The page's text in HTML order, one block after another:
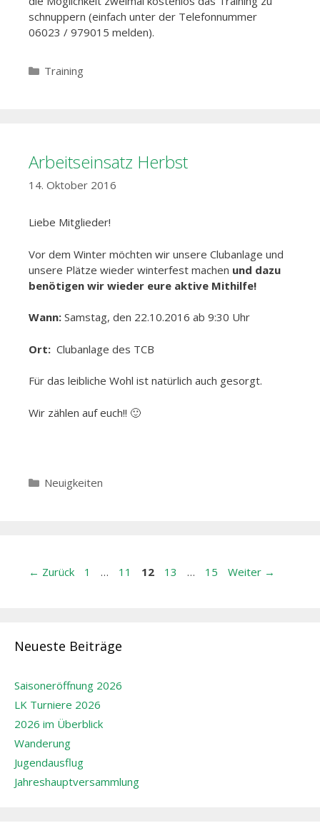
schnuppern (einfach unter der Telefonnummer
06023 / 979015 melden).
Kategorien
Training
Arbeitseinsatz Herbst
14. Oktober 2016
Liebe Mitglieder!
Vor dem Winter möchten wir unsere Clubanlage und
unsere Plätze wieder winterfest machen und dazu
benötigen wir wieder eure aktive Mithilfe!
Wann: Samstag, den 22.10.2016 ab 9:30 Uhr
Ort: Clubanlage des TCB
Für das leibliche Wohl ist natürlich auch gesorgt.
Wir zählen auf euch!! 🙂
Kategorien
Neuigkeiten
Beitrags-
← Zurück Seite
1 … Seite
11 Seite
12 Seite
13 … Seite
15 Weiter →
Neueste Beiträge
Saisoneröffnung 2026
LK Turniere 2026
2026 im Überblick
Wanderung
Jugendausflug
Jahreshauptversammlung